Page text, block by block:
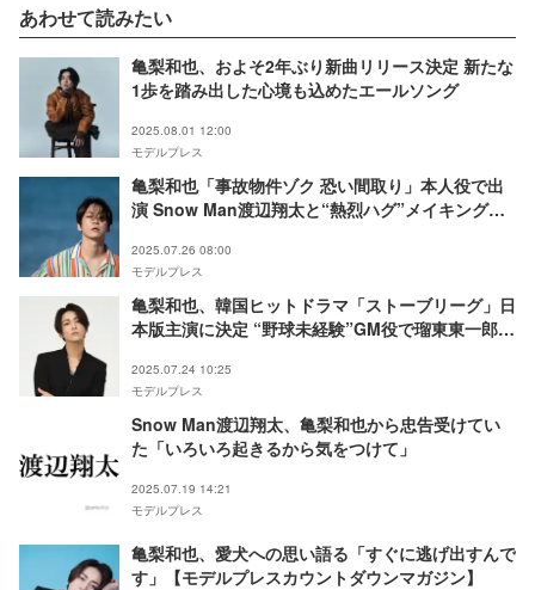
あわせて読みたい
亀梨和也、およそ2年ぶり新曲リリース決定 新たな
1歩を踏み出した⼼境も込めたエールソング
2025.08.01 12:00
モデルプレス
亀梨和也「事故物件ゾク 恐い間取り」本人役で出
演 Snow Man渡辺翔太と“熱烈ハグ”メイキングシ
2025.07.26 08:00
モデルプレス
亀梨和也、韓国ヒットドラマ「ストーブリーグ」日
本版主演に決定 “野球未経験”GM役で瑠東東一郎監
2025.07.24 10:25
モデルプレス
Snow Man渡辺翔太、亀梨和也から忠告受けてい
た「いろいろ起きるから気をつけて」
2025.07.19 14:21
モデルプレス
亀梨和也、愛犬への思い語る「すぐに逃げ出すんで
す」【モデルプレスカウントダウンマガジン】